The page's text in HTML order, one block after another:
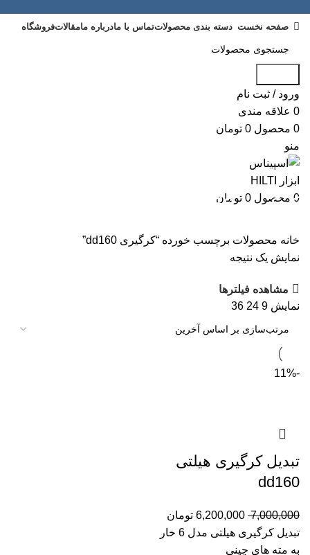
صفحه نخست دسته بندی محصولاتتماس با مادرباره مامقالاتفروشگاه
ورود / ثبت نام
0 علاقه مندی
0 محصول 0 تومان
منو
0 محصول 0 تومانکرگیری dd160
خانه محصولات برچسب خورده “کرگیری dd160”
نمایش یک نتیجه
مشاهده فیلترها
نمایش 9
24
36
-11%
تبدیل کرگیری هیلتی
dd160
7,000,000
6,200,000 تومان
تبديل کرگیری هیلتی مدل 6 خار
به مته های چینی